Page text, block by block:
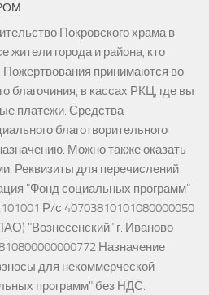
Покровского храма в
жители города и района, кто
принимаются во
благочиния, в кассах РКЦ, где вы
платежи. Средства
благотворительного
Можно также оказать
Реквизиты для перечислений
"Фонд социальных программ"
Р/с 40703810101080000050
"Вознесенский" г. Иваново
Назначение
для некоммерческой
программ" без НДС.